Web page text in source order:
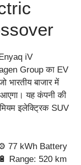
iV
Group का EV
भारतीय बाजार में
यह कंपनी की
इलेक्ट्रिक SUV
77 kWh Battery
🔋 Range: 520 km